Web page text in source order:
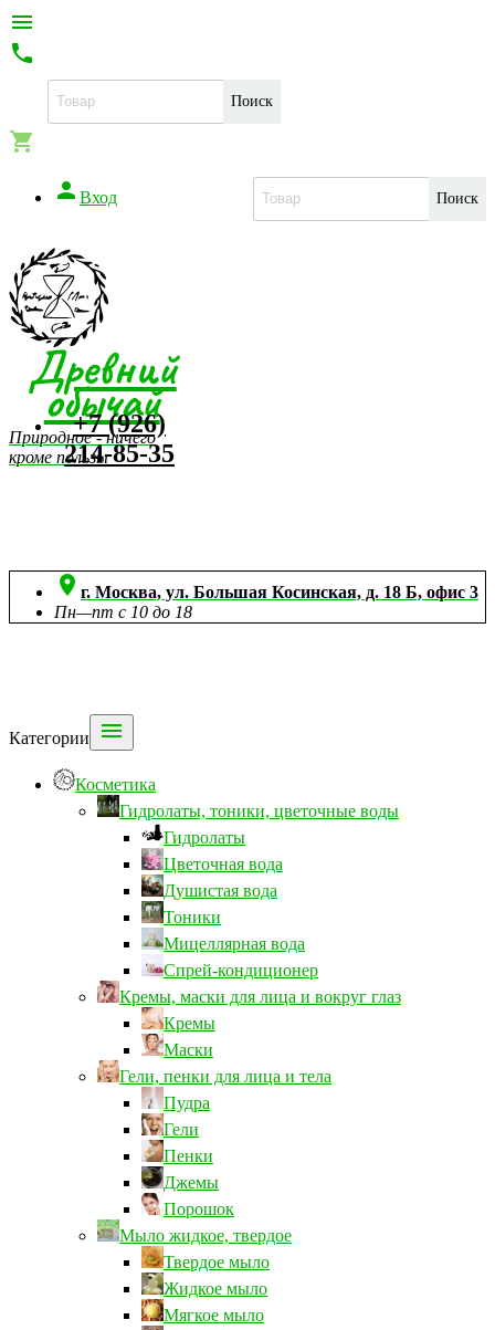


Поиск

Поиск
 Вход
Древний
обычай
Природное - ничего
кроме пользы
+7 (926)
214-85-35
 г. Москва, ул. Большая Косинская, д. 18 Б, офис 3
Пн—пт с 10 до 18
Категории 
Косметика
Гидролаты, тоники, цветочные воды
Гидролаты
Цветочная вода
Душистая вода
Тоники
Мицеллярная вода
Спрей-кондиционер
Кремы, маски для лица и вокруг глаз
Кремы
Маски
Гели, пенки для лица и тела
Пудра
Гели
Пенки
Джемы
Порошок
Мыло жидкое, твердое
Твердое мыло
Жидкое мыло
Мягкое мыло